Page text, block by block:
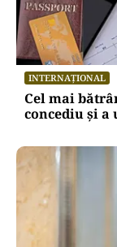
INTERNAȚIONAL
Cel mai
concediu și a